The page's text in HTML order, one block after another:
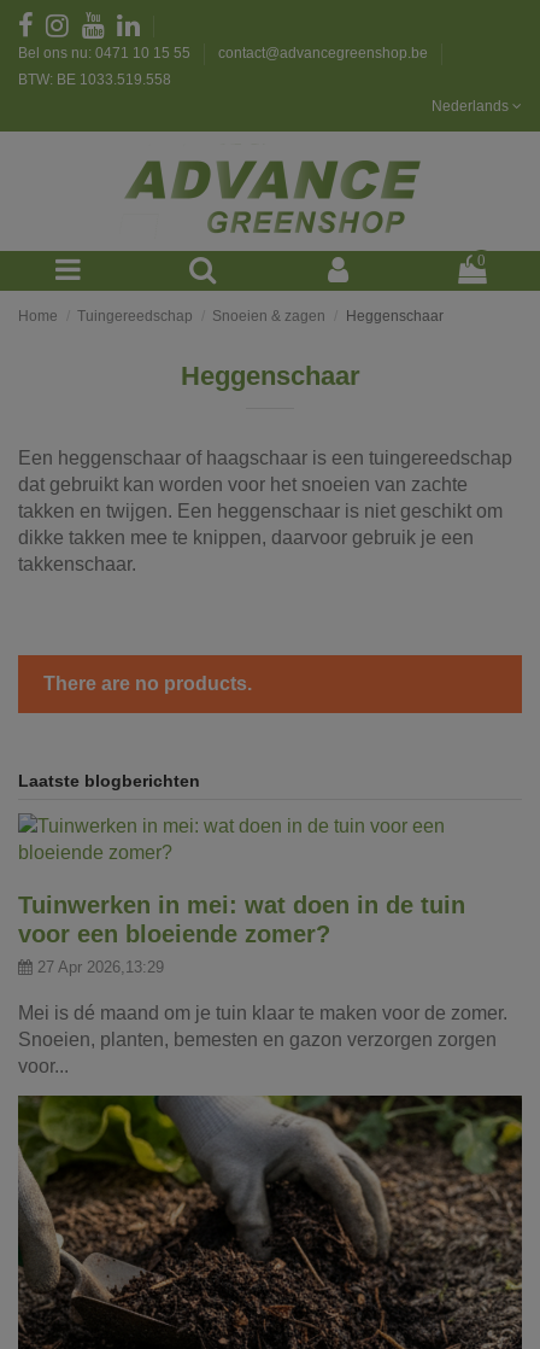
Bel ons nu: 0471 10 15 55
contact@advancegreenshop.be
BTW: BE 1033.519.558
Nederlands
0
Home Tuingereedschap Snoeien & zagen Heggenschaar
Heggenschaar
Een heggenschaar of haagschaar is een tuingereedschap
dat gebruikt kan worden voor het snoeien van zachte
takken en twijgen. Een heggenschaar is niet geschikt om
dikke takken mee te knippen, daarvoor gebruik je een
takkenschaar.
There are no products.
Laatste blogberichten
Tuinwerken in mei: wat doen in de tuin
voor een bloeiende zomer?
27 Apr 2026,13:29
Mei is dé maand om je tuin klaar te maken voor de zomer.
Snoeien, planten, bemesten en gazon verzorgen zorgen
voor...